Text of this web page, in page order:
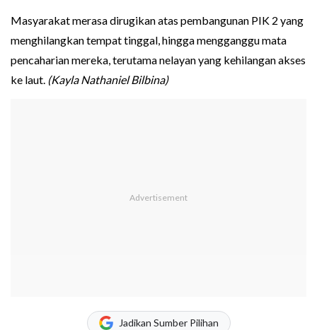
Masyarakat merasa dirugikan atas pembangunan PIK 2 yang
menghilangkan tempat tinggal, hingga mengganggu mata
pencaharian mereka, terutama nelayan yang kehilangan akses
ke laut. (Kayla Nathaniel Bilbina)
Jadikan Sumber Pilihan